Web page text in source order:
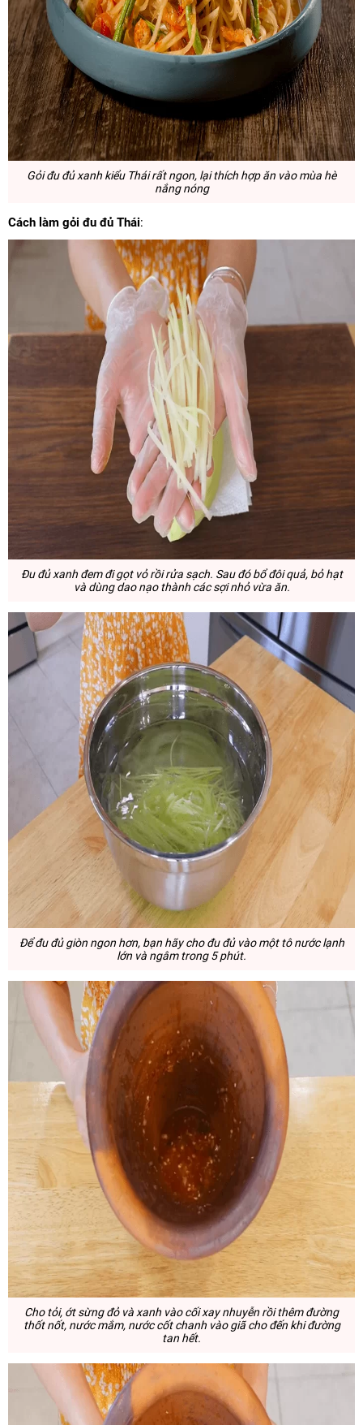
Gỏi đu đủ xanh kiểu Thái rất ngon, lại thích hợp ăn vào mùa hè
nắng nóng
Cách làm gỏi đu đủ Thái:
Đu đủ xanh đem đi gọt vỏ rồi rửa sạch. Sau đó bổ đôi quả, bỏ hạt
và dùng dao nạo thành các sợi nhỏ vừa ăn.
Để đu đủ giòn ngon hơn, bạn hãy cho đu đủ vào một tô nước lạnh
lớn và ngâm trong 5 phút.
Cho tỏi, ớt sừng đỏ và xanh vào cối xay nhuyễn rồi thêm đường
thốt nốt, nước mắm, nước cốt chanh vào giã cho đến khi đường
tan hết.